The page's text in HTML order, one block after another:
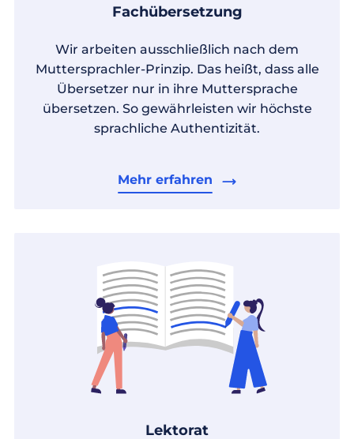
Fachübersetzung
Wir arbeiten ausschließlich nach dem
Muttersprachler-Prinzip. Das heißt, dass alle
Übersetzer nur in ihre Muttersprache
übersetzen. So gewährleisten wir höchste
sprachliche Authentizität.
Mehr erfahren
Lektorat